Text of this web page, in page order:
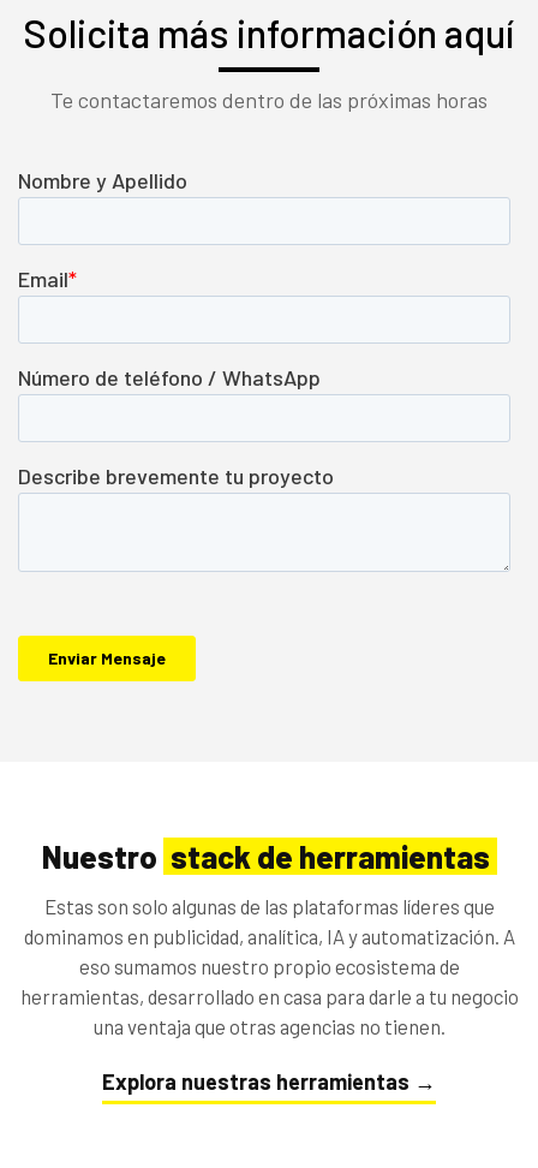
Solicita más información aquí
Te contactaremos dentro de las próximas horas
Nuestro stack de herramientas
Estas son solo algunas de las plataformas líderes que
dominamos en publicidad, analítica, IA y automatización. A
eso sumamos nuestro propio ecosistema de
herramientas, desarrollado en casa para darle a tu negocio
una ventaja que otras agencias no tienen.
Explora nuestras herramientas →